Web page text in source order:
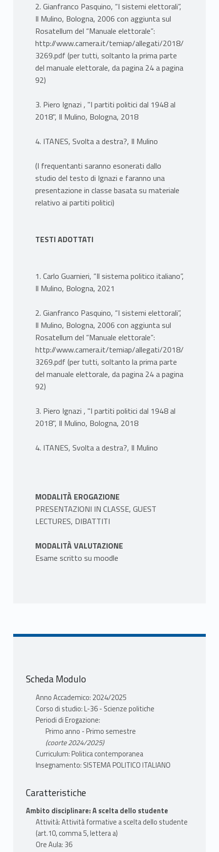
2. Gianfranco Pasquino, “I sistemi elettorali”,
Il Mulino, Bologna, 2006 con aggiunta sul
Rosatellum del “Manuale elettorale”:
http://www.camera.it/temiap/allegati/2018/01/18/
3269.pdf (per tutti, soltanto la prima parte
del manuale elettorale, da pagina 24 a pagina
92)
3. Piero Ignazi , "I partiti politici dal 1948 al
2018", Il Mulino, Bologna, 2018
4. ITANES, Svolta a destra?, Il Mulino
(I frequentanti saranno esonerati dallo
studio del testo di Ignazi e faranno una
presentazione in classe basata su materiale
relativo ai partiti politici)
TESTI ADOTTATI
1. Carlo Guarnieri, “Il sistema politico italiano”,
Il Mulino, Bologna, 2021
2. Gianfranco Pasquino, “I sistemi elettorali”,
Il Mulino, Bologna, 2006 con aggiunta sul
Rosatellum del “Manuale elettorale”:
http://www.camera.it/temiap/allegati/2018/01/18/
3269.pdf (per tutti, soltanto la prima parte
del manuale elettorale, da pagina 24 a pagina
92)
3. Piero Ignazi , "I partiti politici dal 1948 al
2018", Il Mulino, Bologna, 2018
4. ITANES, Svolta a destra?, Il Mulino
MODALITÀ EROGAZIONE
PRESENTAZIONI IN CLASSE, GUEST
LECTURES, DIBATTITI
MODALITÀ VALUTAZIONE
Esame scritto su moodle
Scheda Modulo
Anno Accademico: 2024/2025
Corso di studio: L-36 - Scienze politiche
Periodi di Erogazione:
Primo anno - Primo semestre
(coorte 2024/2025)
Curriculum: Politica contemporanea
Insegnamento: SISTEMA POLITICO ITALIANO
Caratteristiche
Ambito disciplinare: A scelta dello studente
Attività: Attività formative a scelta dello studente
(art.10, comma 5, lettera a)
Ore Aula: 36